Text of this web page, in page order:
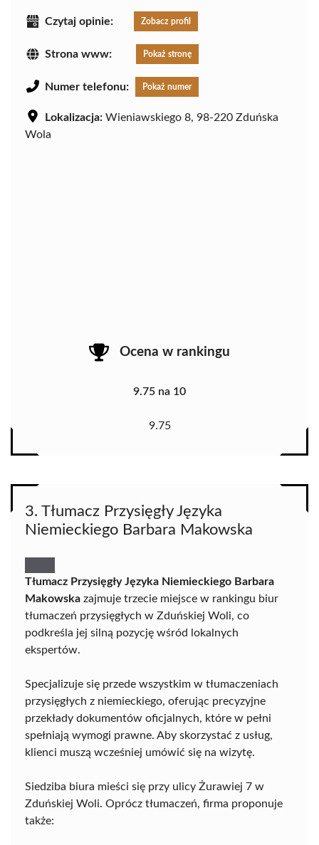
Czytaj opinie: Zobacz profil
Strona www: Pokaż stronę
Numer telefonu: Pokaż numer
Lokalizacja: Wieniawskiego 8, 98-220 Zduńska
Wola
Ocena w rankingu
9.75 na 10
9.75
3. Tłumacz Przysięgły Języka
Niemieckiego Barbara Makowska
Tłumacz Przysięgły Języka Niemieckiego Barbara
Makowska zajmuje trzecie miejsce w rankingu biur
tłumaczeń przysięgłych w Zduńskiej Woli, co
podkreśla jej silną pozycję wśród lokalnych
ekspertów.
Specjalizuje się przede wszystkim w tłumaczeniach
przysięgłych z niemieckiego, oferując precyzyjne
przekłady dokumentów oficjalnych, które w pełni
spełniają wymogi prawne. Aby skorzystać z usług,
klienci muszą wcześniej umówić się na wizytę.
Siedziba biura mieści się przy ulicy Żurawiej 7 w
Zduńskiej Woli. Oprócz tłumaczeń, firma proponuje
także: